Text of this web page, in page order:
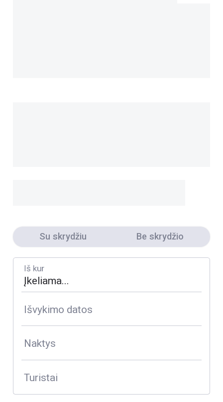
Su skrydžiu Be skrydžio
Iš kur
Išvykimo datos
Naktys
Turistai